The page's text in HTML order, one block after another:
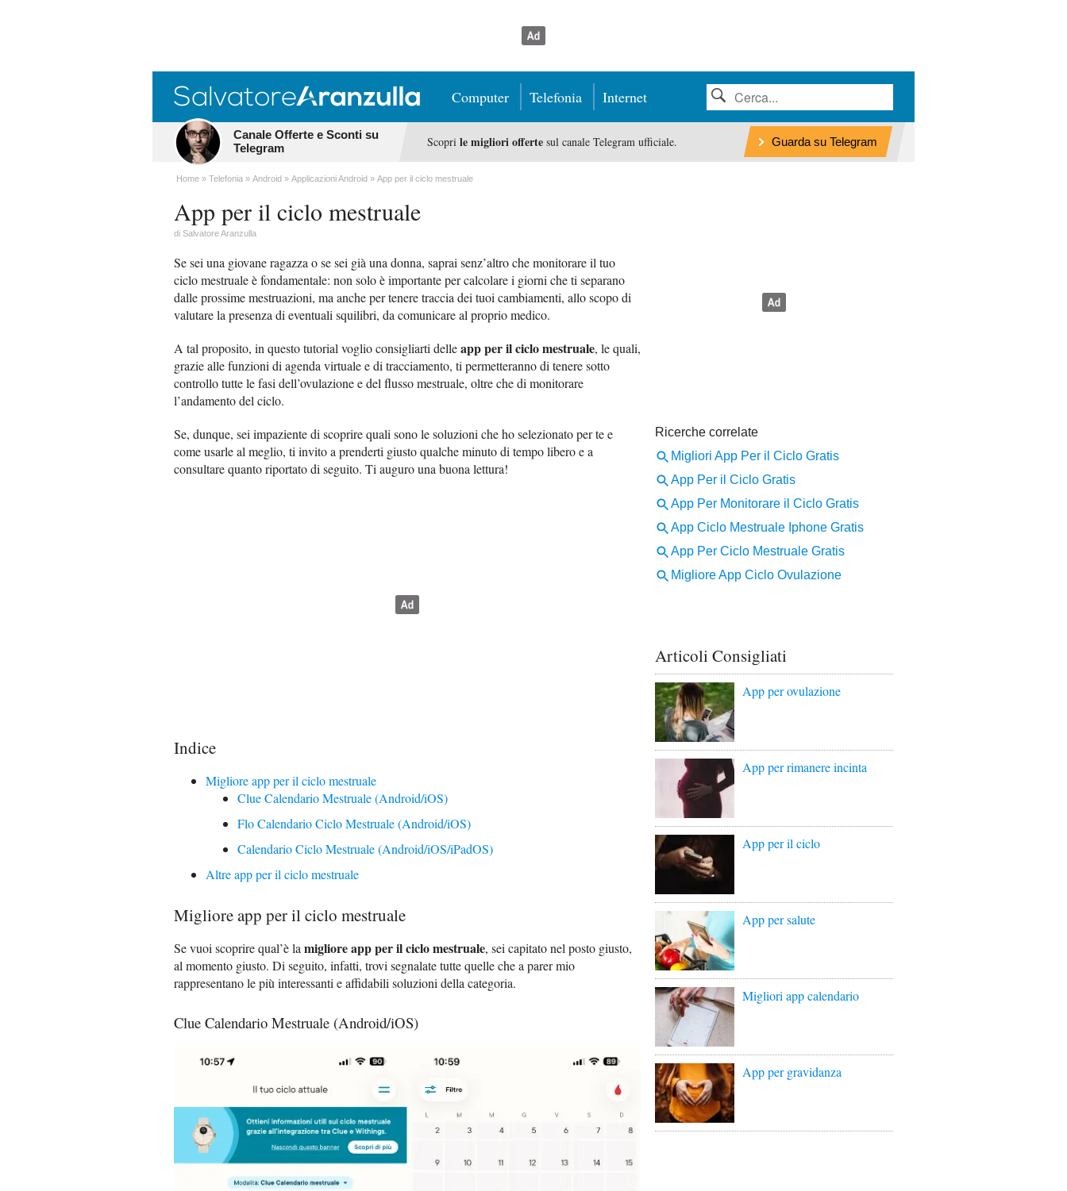
Computer Telefonia Internet
Canale Offerte e Sconti su
Telegram
Scopri le migliori offertesul canale Telegram ufficiale. Guarda su Telegram
Home Telefonia Android Applicazioni Android App per il ciclo mestruale
App per il ciclo mestruale
di Salvatore Aranzulla
Se sei una giovane ragazza o se sei già una donna, saprai senz’altro che monitorare il tuo
ciclo mestruale è fondamentale: non solo è importante per calcolare i giorni che ti separano
dalle prossime mestruazioni, ma anche per tenere traccia dei tuoi cambiamenti, allo scopo di
valutare la presenza di eventuali squilibri, da comunicare al proprio medico.
A tal proposito, in questo tutorial voglio consigliarti delleapp per il ciclo mestruale, le quali,
grazie alle funzioni di agenda virtuale e di tracciamento, ti permetteranno di tenere sotto
controllo tutte le fasi dell’ovulazione e del flusso mestruale, oltre che di monitorare
l’andamento del ciclo.
Se, dunque, sei impaziente di scoprire quali sono le soluzioni che ho selezionato per te e
come usarle al meglio, ti invito a prenderti giusto qualche minuto di tempo libero e a
consultare quanto riportato di seguito. Ti auguro una buona lettura!
Indice
Migliore app per il ciclo mestruale
Clue Calendario Mestruale (Android/iOS)
Flo Calendario Ciclo Mestruale (Android/iOS)
Calendario Ciclo Mestruale (Android/iOS/iPadOS)
Altre app per il ciclo mestruale
Migliore app per il ciclo mestruale
Se vuoi scoprire qual’è la migliore app per il ciclo mestruale, sei capitato nel posto giusto,
al momento giusto. Di seguito, infatti, trovi segnalate tutte quelle che a parer mio
rappresentano le più interessanti e affidabili soluzioni della categoria.
Clue Calendario Mestruale (Android/iOS)
Articoli Consigliati
App per ovulazione
App per rimanere incinta
App per il ciclo
App per salute
Migliori app calendario
App per gravidanza